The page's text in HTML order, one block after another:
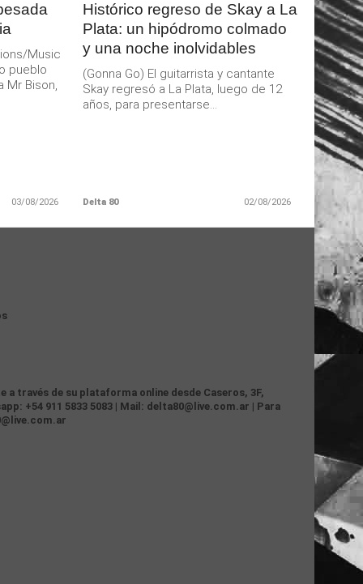
Music
pueblo
Mr Bison,
03/08/2026
Histórico regreso de Skay a La
Plata: un hipódromo colmado
y una noche inolvidables
(Gonna Go) El guitarrista y cantante
Skay regresó a La Plata, luego de 12
años, para presentarse...
Delta 80 02/08/2026
a través de su plataforma online desde Caseros, 3F,
+54 911 5833 5083 | Mail: delta80@live.com.ar | Para